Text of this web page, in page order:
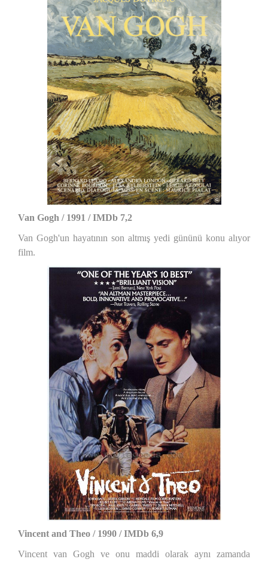
Van Gogh / 1991 / IMDb 7,2
Van Gogh'un hayatının son altmış yedi gününü konu alıyor
film.
Vincent and Theo / 1990 / IMDb 6,9
Vincent van Gogh ve onu maddi olarak aynı zamanda